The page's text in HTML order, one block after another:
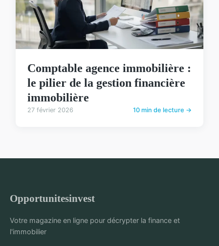
Comptable agence immobilière :
le pilier de la gestion financière
immobilière
27 février 2026 10 min de lecture →
Opportunitesinvest
Votre magazine en ligne pour décrypter la finance et
l'immobilier